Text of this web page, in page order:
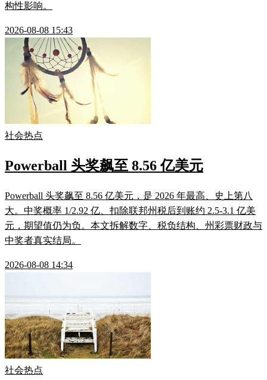
构性影响。
2026-08-08 15:43
社会热点
Powerball 头奖飙至 8.56 亿美元
Powerball 头奖飙至 8.56 亿美元，是 2026 年最高、史上第八
大。中奖概率 1/2.92 亿、扣除联邦州税后到账约 2.5-3.1 亿美
元，期望值仍为负。本文拆解数字、税负结构、州彩票财政与
中奖者真实结局。
2026-08-08 14:34
社会热点